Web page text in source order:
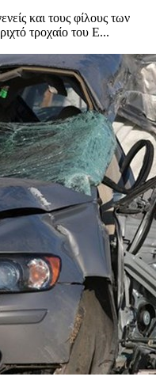
και τους φίλους των
τροχαίο του Ε...